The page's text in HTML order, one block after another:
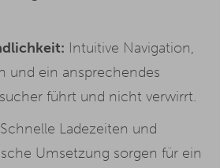
Intuitive Navigation,
und ein ansprechendes
führt und nicht verwirrt.
Schnelle Ladezeiten und
Umsetzung sorgen für ein